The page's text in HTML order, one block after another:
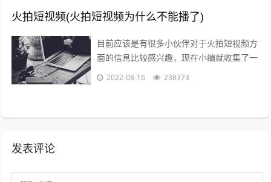
火拍短视频(火拍短视频为什么不能播了)
目前应该是有很多小伙伴对于火拍短视频方
面的信息比较感兴趣，现在小编就收集了一
些与火拍短视频为什么不能播了相关的信息
2022-08-16 238373
发表评论